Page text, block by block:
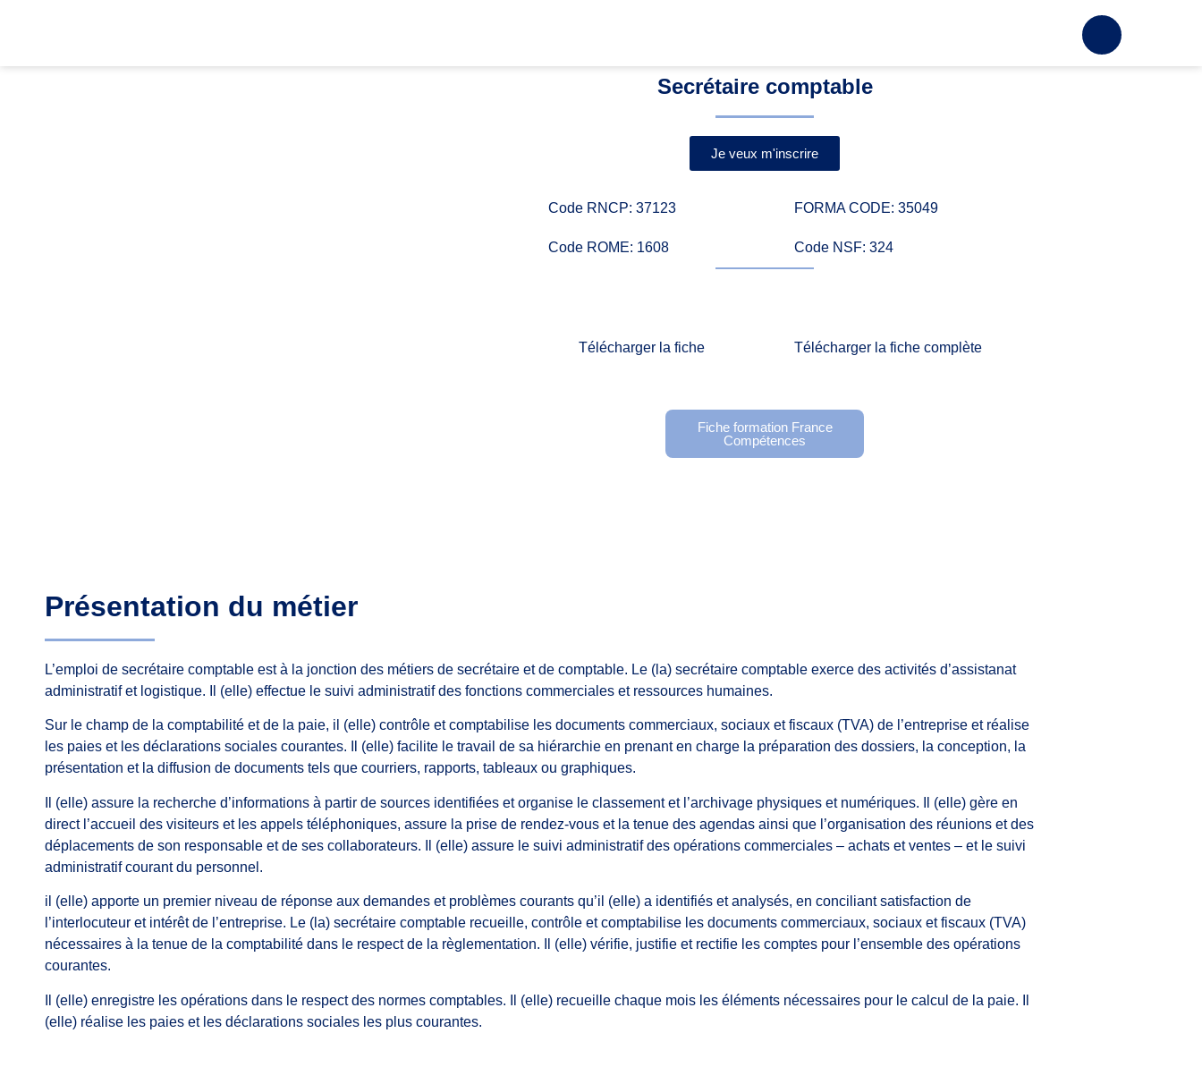
Secrétaire comptable
Je veux m'inscrire
Code RNCP: 37123
Code ROME: 1608
FORMA CODE: 35049
Code NSF: 324
Télécharger la fiche Télécharger la fiche complète
Fiche formation France
Compétences
Présentation du métier
L’emploi de secrétaire comptable est à la jonction des métiers de secrétaire et de comptable. Le (la) secrétaire comptable exerce des activités d’assistanat
administratif et logistique. Il (elle) effectue le suivi administratif des fonctions commerciales et ressources humaines.
Sur le champ de la comptabilité et de la paie, il (elle) contrôle et comptabilise les documents commerciaux, sociaux et fiscaux (TVA) de l’entreprise et réalise
les paies et les déclarations sociales courantes. Il (elle) facilite le travail de sa hiérarchie en prenant en charge la préparation des dossiers, la conception, la
présentation et la diffusion de documents tels que courriers, rapports, tableaux ou graphiques.
Il (elle) assure la recherche d’informations à partir de sources identifiées et organise le classement et l’archivage physiques et numériques. Il (elle) gère en
direct l’accueil des visiteurs et les appels téléphoniques, assure la prise de rendez-vous et la tenue des agendas ainsi que l’organisation des réunions et des
déplacements de son responsable et de ses collaborateurs. Il (elle) assure le suivi administratif des opérations commerciales – achats et ventes – et le suivi
administratif courant du personnel.
il (elle) apporte un premier niveau de réponse aux demandes et problèmes courants qu’il (elle) a identifiés et analysés, en conciliant satisfaction de
l’interlocuteur et intérêt de l’entreprise. Le (la) secrétaire comptable recueille, contrôle et comptabilise les documents commerciaux, sociaux et fiscaux (TVA)
nécessaires à la tenue de la comptabilité dans le respect de la règlementation. Il (elle) vérifie, justifie et rectifie les comptes pour l’ensemble des opérations
courantes.
Il (elle) enregistre les opérations dans le respect des normes comptables. Il (elle) recueille chaque mois les éléments nécessaires pour le calcul de la paie. Il
(elle) réalise les paies et les déclarations sociales les plus courantes.